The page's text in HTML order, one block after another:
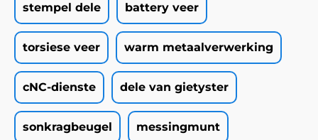
stempel dele battery veer
torsiese veer warm metaalverwerking
cNC-dienste dele van gietyster
sonkragbeugel messingmunt